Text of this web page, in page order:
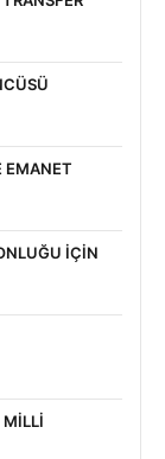
EMANET
İÇİN
MİLLİ